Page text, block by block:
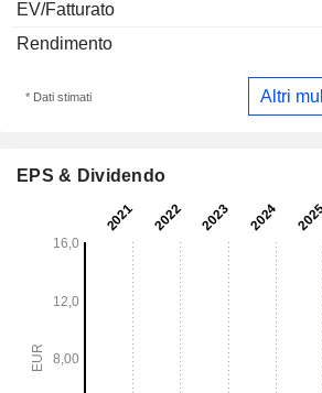
EV/Fatturato
Rendimento
* Dati stimati Altri
EPS & Dividendo